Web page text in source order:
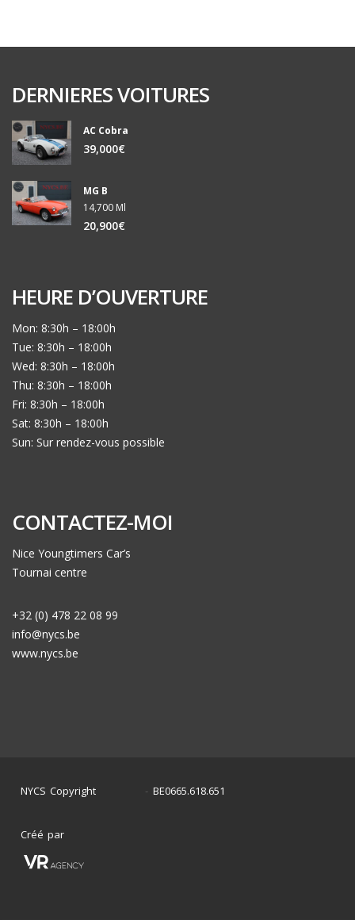
DERNIERES VOITURES
AC Cobra
39,000€
MG B
14,700 Ml
20,900€
HEURE D’OUVERTURE
Mon: 8:30h – 18:00h
Tue: 8:30h – 18:00h
Wed: 8:30h – 18:00h
Thu: 8:30h – 18:00h
Fri: 8:30h – 18:00h
Sat: 8:30h – 18:00h
Sun: Sur rendez-vous possible
CONTACTEZ-MOI
Nice Youngtimers Car’s
Tournai centre
+32 (0) 478 22 08 99
info@nycs.be
www.nycs.be
NYCS Copyright - BE0665.618.651
Créé par